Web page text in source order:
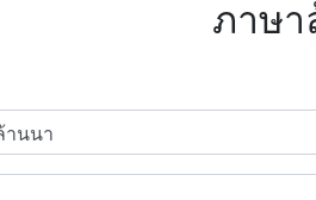
ภาษ